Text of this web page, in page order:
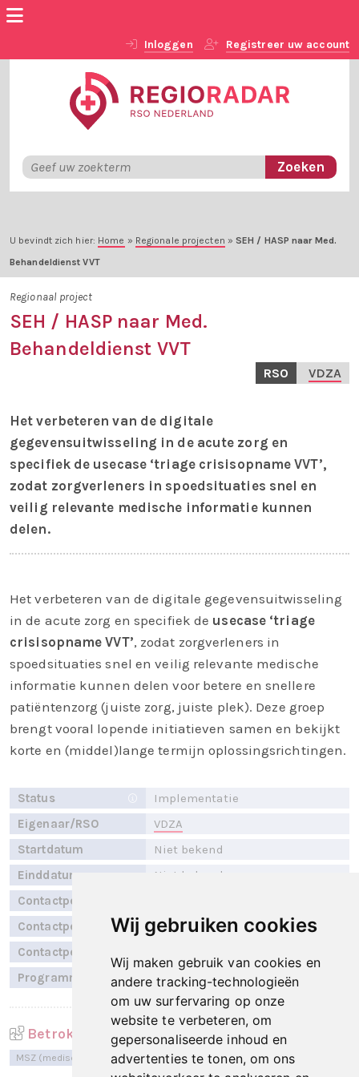
Wij gebruiken cookies
Wij maken gebruik van cookies en
andere tracking-technologieën
om uw surfervaring op onze
website te verbeteren, om
gepersonaliseerde inhoud en
advertenties te tonen, om ons
Inloggen Registreer uw account
U bevindt zich hier: Home » Regionale projecten »SEH / HASP naar Med.
Behandeldienst VVT
Regionaal project
SEH / HASP naar Med.
Behandeldienst VVT
RSO VDZA
Het verbeteren van de digitale
gegevensuitwisseling in de acute zorg en
specifiek de usecase ‘triage crisisopname VVT’,
zodat zorgverleners in spoedsituaties snel en
veilig relevante medische informatie kunnen
delen.
Het verbeteren van de digitale gegevensuitwisseling
in de acute zorg en specifiek de usecase ‘triage
crisisopname VVT’, zodat zorgverleners in
spoedsituaties snel en veilig relevante medische
informatie kunnen delen voor betere en snellere
patiëntenzorg (juiste zorg, juiste plek). Deze groep
brengt vooral lopende initiatieven samen en bekijkt
korte en (middel)lange termijn oplossingsrichtingen.
Status
Implementatie
Eigenaar/RSO
VDZA
Startdatum
Niet bekend
Einddatum
Niet bekend
Contactpersoon
Contactpersoon
H. Klein Tuente
Contactpersoon
Programmalijn
Primaire Data beschikbaarheid
Betrokken sectoren
MSZ (medische specialistische zorg)